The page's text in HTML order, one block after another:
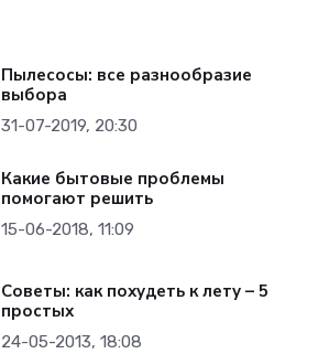
Пылесосы: все разнообразие
выбора
31-07-2019, 20:30
Какие бытовые проблемы
помогают решить
15-06-2018, 11:09
Советы: как похудеть к лету – 5
простых
24-05-2013, 18:08